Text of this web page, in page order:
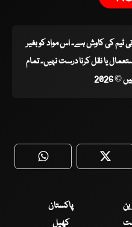
ٹیم کی کاوش ہے۔ اس مواد کو بغیر
یا نقل کرنا درست نہیں۔ تمام
2026
WhatsApp
پاکستان
کھیل